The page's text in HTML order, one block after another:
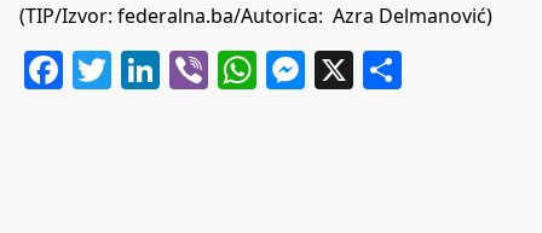
(TIP/Izvor: federalna.ba/Autorica: Azra Delmanović)
Facebook
Twitter
LinkedIn
ViberWhatsApp
Messenger
X